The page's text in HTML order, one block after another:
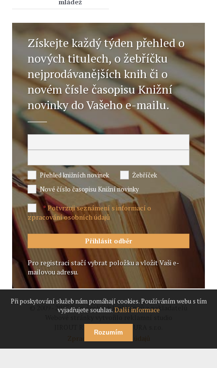
Získejte každý týden přehled o
nových titulech, o žebříčku
nejprodávanějších knih či o
novém čísle časopisu Knižní
novinky do Vašeho e-mailu.
Přehled knižních novinek
Žebříček
Nové číslo časopisu Knižní novinky
*Potvrzuji seznámení s informací o
zpracování osobních údajů
Pro registraci stačí vybrat položku a vložit Vaši e-
mailovou adresu.
© 2009 - 2017 Svaz českých knihkupců a nakladatelů
JIROUT REKLANÍ AGENTURA s.r.o.
Zpracování osobních údajů
Při poskytování služeb nám pomáhají cookies. Používáním webu s tím
vyjadřujete souhlas.Další informace
Rozumím